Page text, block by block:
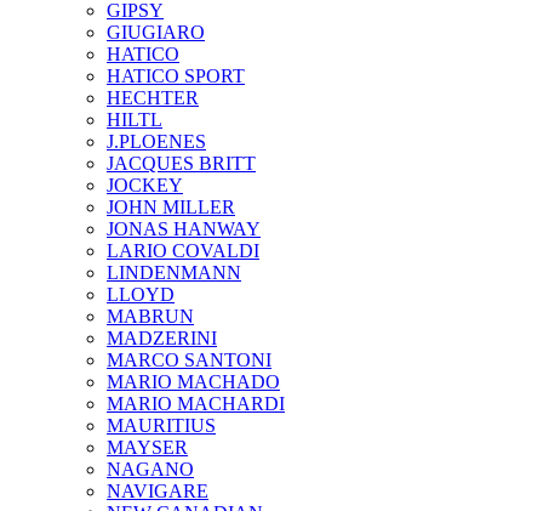
GIPSY
GIUGIARO
HATICO
HATICO SPORT
HECHTER
HILTL
J.PLOENES
JAСQUES BRITT
JOCKEY
JOHN MILLER
JONAS HANWAY
LARIO COVALDI
LINDENMANN
LLOYD
MABRUN
MADZERINI
MARCO SANTONI
MARIO MACHADO
MARIO MACHARDI
MAURITIUS
MAYSER
NAGANO
NAVIGARE